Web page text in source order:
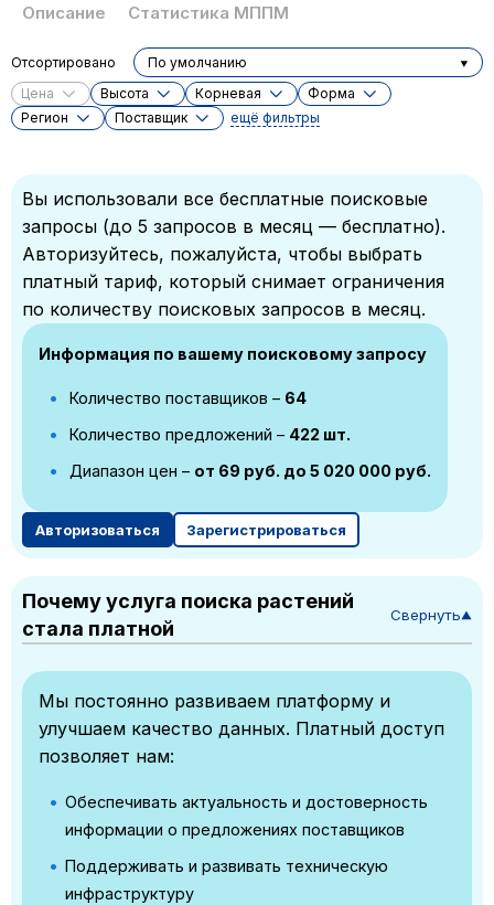
Описание
Статистика МППМ
Цена Высота Корневая
Форма
Регион
Поставщик ещё фильтры
Отсортировано По умолчанию
Вы использовали все бесплатные поисковые
запросы (до 5 запросов в месяц — бесплатно).
Авторизуйтесь, пожалуйста, чтобы выбрать
платный тариф, который снимает ограничения
по количеству поисковых запросов в месяц.
Информация по вашему поисковому запросу
Количество поставщиков – 64
Количество предложений – 422 шт.
Диапазон цен – от 69 руб. до 5 020 000 руб.
Авторизоваться Зарегистрироваться
Почему услуга поиска растений
стала платной
Свернуть▼
Мы постоянно развиваем платформу и
улучшаем качество данных. Платный доступ
позволяет нам:
Обеспечивать актуальность и достоверность
информации о предложениях поставщиков
Поддерживать и развивать техническую
инфраструктуру